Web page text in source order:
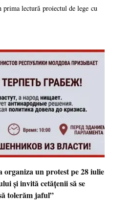
prima lectură proiectul de lege cu
un protest pe 28 iulie
și invită cetățenii să se
tolerăm jaful”